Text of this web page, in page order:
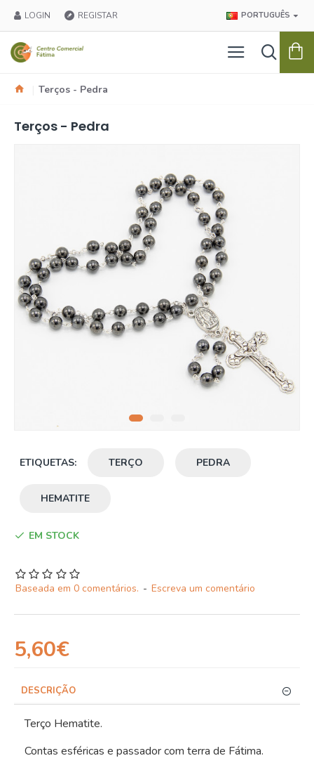
LOGIN REGISTAR PORTUGUÊS
Terços - Pedra
Terços - Pedra
ETIQUETAS: TERÇO PEDRA
HEMATITE
EM STOCK
Baseada em 0 comentários. - Escreva um comentário
5,60€
DESCRIÇÃO
Terço Hematite.
Contas esféricas e passador com terra de Fátima.